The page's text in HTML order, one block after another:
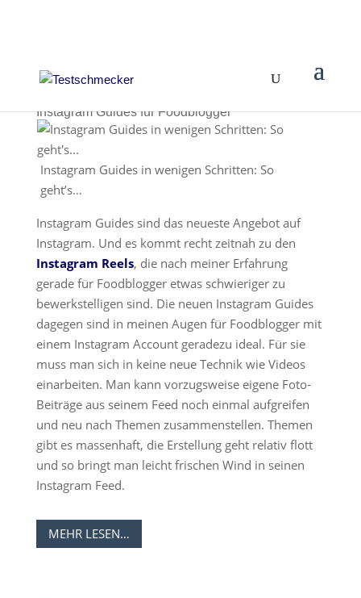
Instagram Guides für Foodblogger
Instagram Guides in wenigen Schritten: So
geht’s…
Instagram Guides sind das neueste Angebot auf
Instagram. Und es kommt recht zeitnah zu den
Instagram Reels, die nach meiner Erfahrung
gerade für Foodblogger etwas schwieriger zu
bewerkstelligen sind. Die neuen Instagram Guides
dagegen sind in meinen Augen für Foodblogger mit
einem Instagram Account geradezu ideal. Für sie
muss man sich in keine neue Technik wie Videos
einarbeiten. Man kann vorzugsweise eigene Foto-
Beiträge aus seinem Feed noch einmal aufgreifen
und neu nach Themen zusammenstellen. Themen
gibt es massenhaft, die Erstellung geht relativ flott
und so bringt man leicht frischen Wind in seinen
Instagram Feed.
MEHR LESEN…